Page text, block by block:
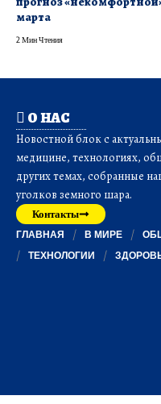
марта
2 Мин Чтения
О НАС
Новостной блок с
медицине, технологиях,
других темах, собранные
уголков земного шара.
Контакты
ГЛАВНАЯ В МИРЕ
ТЕХНОЛОГИИ